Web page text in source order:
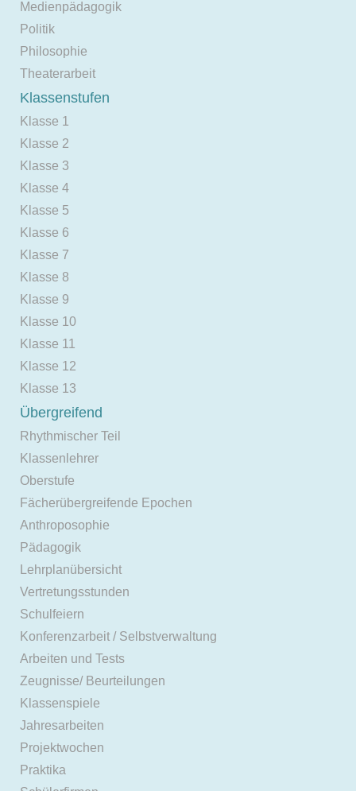
Medienpädagogik
Politik
Philosophie
Theaterarbeit
Klassenstufen
Klasse 1
Klasse 2
Klasse 3
Klasse 4
Klasse 5
Klasse 6
Klasse 7
Klasse 8
Klasse 9
Klasse 10
Klasse 11
Klasse 12
Klasse 13
Übergreifend
Rhythmischer Teil
Klassenlehrer
Oberstufe
Fächerübergreifende Epochen
Anthroposophie
Pädagogik
Lehrplanübersicht
Vertretungsstunden
Schulfeiern
Konferenzarbeit / Selbstverwaltung
Arbeiten und Tests
Zeugnisse/ Beurteilungen
Klassenspiele
Jahresarbeiten
Projektwochen
Praktika